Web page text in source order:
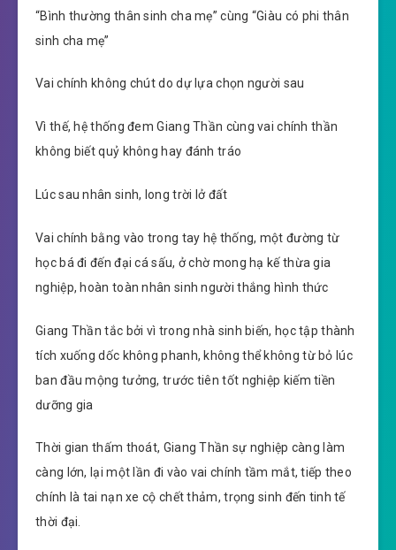
“Bình thường thân sinh cha mẹ” cùng “Giàu có phi thân
sinh cha mẹ”
Vai chính không chút do dự lựa chọn người sau
Vì thế, hệ thống đem Giang Thần cùng vai chính thần
không biết quỷ không hay đánh tráo
Lúc sau nhân sinh, long trời lở đất
Vai chính bằng vào trong tay hệ thống, một đường từ
học bá đi đến đại cá sấu, ở chờ mong hạ kế thừa gia
nghiệp, hoàn toàn nhân sinh người thắng hình thức
Giang Thần tắc bởi vì trong nhà sinh biến, học tập thành
tích xuống dốc không phanh, không thể không từ bỏ lúc
ban đầu mộng tưởng, trước tiên tốt nghiệp kiếm tiền
dưỡng gia
Thời gian thấm thoát, Giang Thần sự nghiệp càng làm
càng lớn, lại một lần đi vào vai chính tầm mắt, tiếp theo
chính là tai nạn xe cộ chết thảm, trọng sinh đến tinh tế
thời đại.